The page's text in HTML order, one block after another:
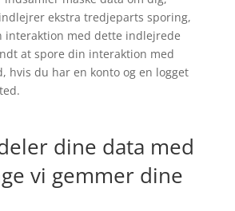
ekstra tredjeparts sporing,
interaktion med dette indlejrede
at spore din interaktion med
hvis du har en konto og en logget
dine data med
vi gemmer dine